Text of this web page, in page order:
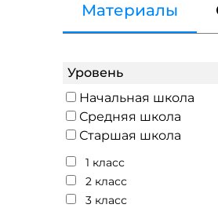
Материалы
Уровень
Начальная школа
Средняя школа
Старшая школа
1 класс
2 класс
3 класс